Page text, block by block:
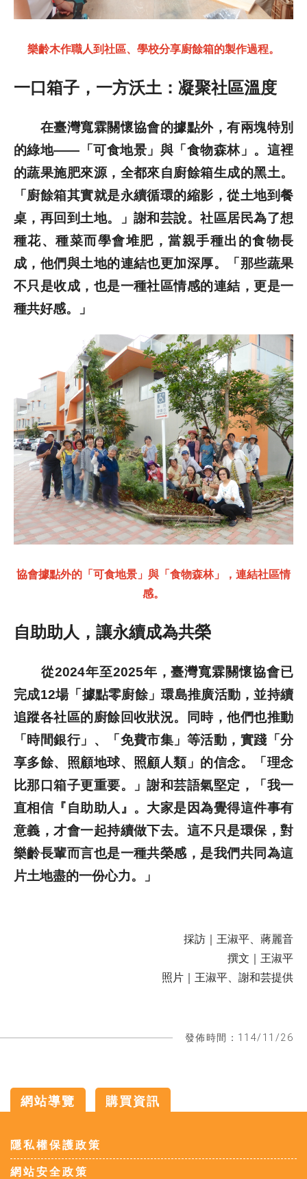
樂齡木作職人到社區、學校分享廚餘箱的製作過程。
一口箱子，一方沃土：凝聚社區溫度
在臺灣寬霖關懷協會的據點外，有兩塊特別
的綠地——「可食地景」與「食物森林」。這裡
的蔬果施肥來源，全都來自廚餘箱生成的黑土。
「廚餘箱其實就是永續循環的縮影，從土地到餐
桌，再回到土地。」謝和芸說。社區居民為了想
種花、種菜而學會堆肥，當親手種出的食物長
成，他們與土地的連結也更加深厚。「那些蔬果
不只是收成，也是一種社區情感的連結，更是一
種共好感。」
協會據點外的「可食地景」與「食物森林」，連結社區情
感。
自助助人，讓永續成為共榮
從2024年至2025年，臺灣寬霖關懷協會已
完成12場「據點零廚餘」環島推廣活動，並持續
追蹤各社區的廚餘回收狀況。同時，他們也推動
「時間銀行」、「免費市集」等活動，實踐「分
享多餘、照顧地球、照顧人類」的信念。「理念
比那口箱子更重要。」謝和芸語氣堅定，「我一
直相信『自助助人』。大家是因為覺得這件事有
意義，才會一起持續做下去。這不只是環保，對
樂齡長輩而言也是一種共榮感，是我們共同為這
片土地盡的一份心力。」
採訪｜王淑平、蔣麗音
撰文｜王淑平
照片｜王淑平、謝和芸提供
發佈時間：114/11/26
網站導覽
購買資訊
隱私權保護政策
網站安全政策